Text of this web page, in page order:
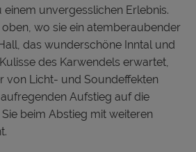
unvergesslichen Erlebnis.
wo sie ein atemberaubender
das wunderschöne Inntal und
des Karwendels erwartet,
von Licht- und Soundeffekten
Aufstieg auf die
beim Abstieg mit weiteren